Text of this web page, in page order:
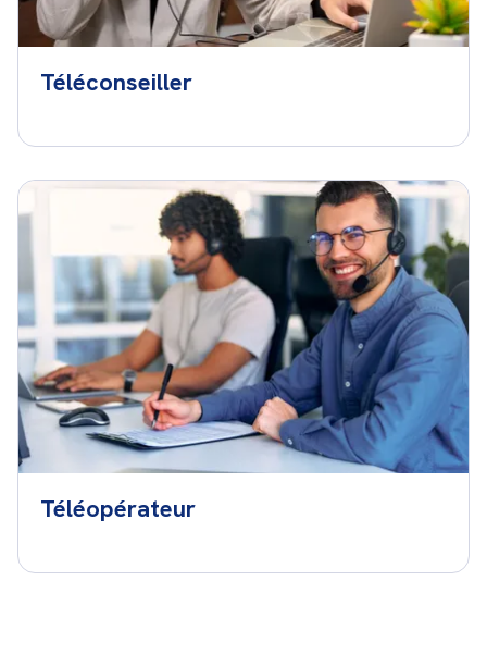
Téléconseiller
Téléopérateur